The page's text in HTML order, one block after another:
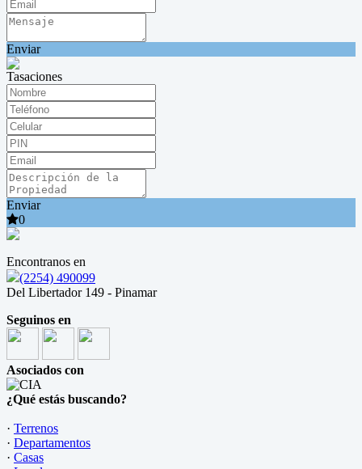
Enviar
Tasaciones
Enviar
0
Encontranos en
(2254) 490099
Del Libertador 149 - Pinamar
Seguinos en
Asociados con
¿Qué estás buscando?
· Terrenos
· Departamentos
· Casas